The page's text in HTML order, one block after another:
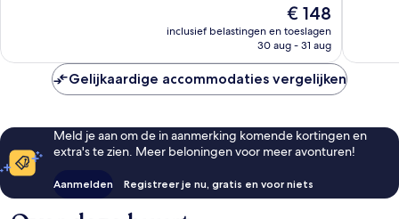
De
prijs
is
€ 148
inclusief belastingen en toeslagen
30 aug - 31 aug
Gelijkaardige accommodaties vergelijken
Meld je aan om de in aanmerking komende kortingen en
extra's te zien. Meer beloningen voor meer avonturen!
Aanmelden Registreer je nu, gratis en voor niets